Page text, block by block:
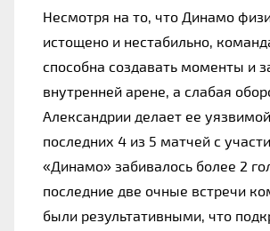
Несмотря на то, что Динамо
истощено и нестабильно,
способна создавать моменты и
внутренней арене, а слабая
Александрии делает ее
последних 4 из 5 матчей с
«Динамо» забивалось более 2
последние две очные встречи
были результативными, что